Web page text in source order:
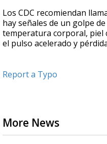
Los CDC recomiendan
hay señales de un golpe
temperatura corporal, piel
el pulso acelerado y
Report a Typo
More News